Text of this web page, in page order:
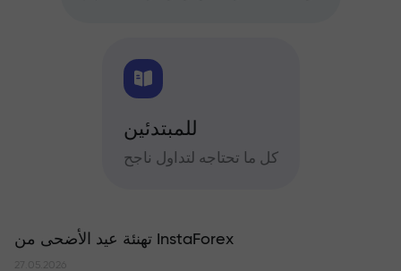
للمبتدئين
كل ما تحتاجه لتداول ناجح
تهنئة عيد الأضحى من InstaForex
27.05.2026